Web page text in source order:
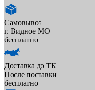
Самовывоз
г. Видное МО
бесплатно
Доставка до ТК
После поставки
бесплатно